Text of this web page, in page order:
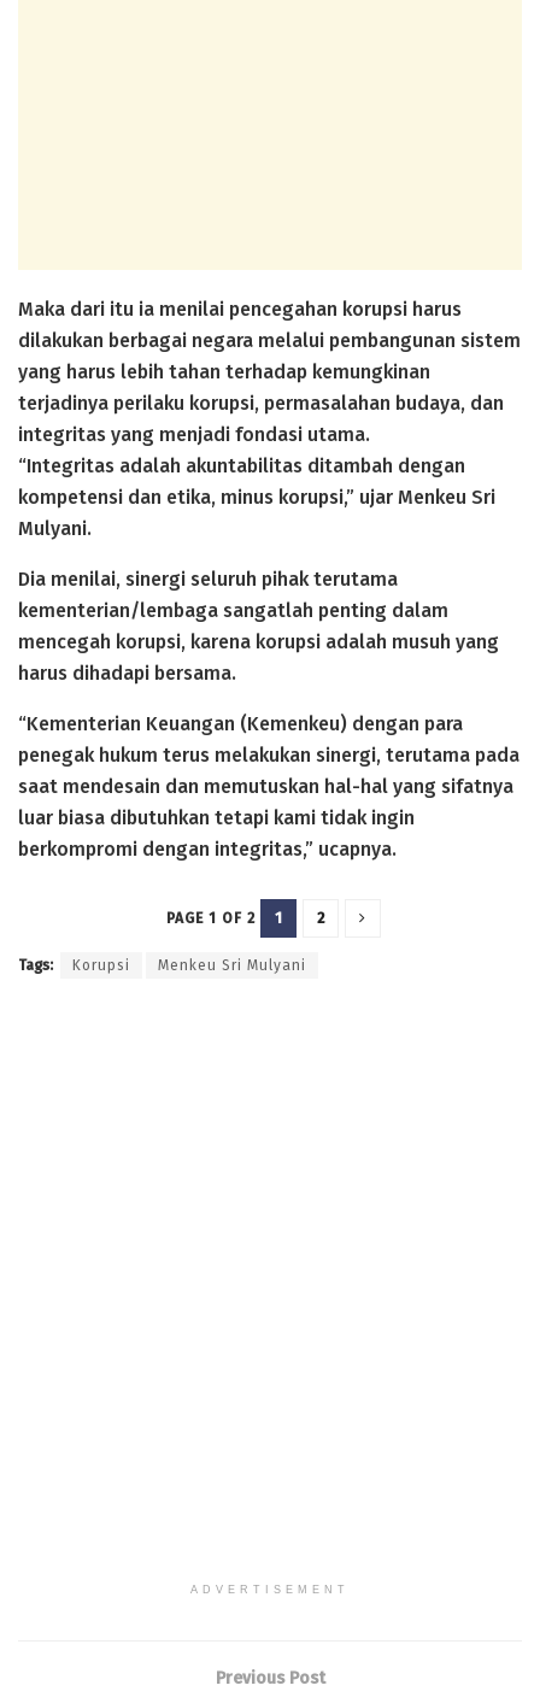
Maka dari itu ia menilai pencegahan korupsi harus
dilakukan berbagai negara melalui pembangunan sistem
yang harus lebih tahan terhadap kemungkinan
terjadinya perilaku korupsi, permasalahan budaya, dan
integritas yang menjadi fondasi utama.
“Integritas adalah akuntabilitas ditambah dengan
kompetensi dan etika, minus korupsi,” ujar Menkeu Sri
Mulyani.
Dia menilai, sinergi seluruh pihak terutama
kementerian/lembaga sangatlah penting dalam
mencegah korupsi, karena korupsi adalah musuh yang
harus dihadapi bersama.
“Kementerian Keuangan (Kemenkeu) dengan para
penegak hukum terus melakukan sinergi, terutama pada
saat mendesain dan memutuskan hal-hal yang sifatnya
luar biasa dibutuhkan tetapi kami tidak ingin
berkompromi dengan integritas,” ucapnya.
PAGE 1 OF 2 1 2
Tags: Korupsi Menkeu Sri Mulyani
ADVERTISEMENT
Previous Post